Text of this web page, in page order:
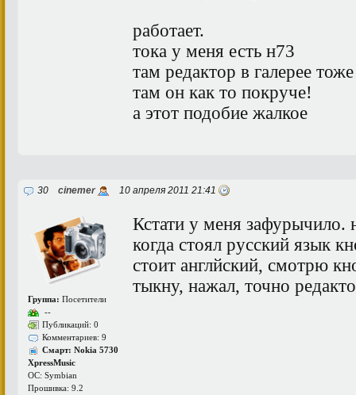
работает.
тока у меня есть н73
там редактор в галерее тоже
там он как то покруче!
а этот подобие жалкое
30 cinemer 10 апреля 2011 21:41
Группа: Посетители
--
Публикаций: 0
Комментариев: 9
Смарт: Nokia 5730
XpressMusic
ОС: Symbian
Прошивка: 9.2
Кстати у меня зафурычило.
когда стоял русский язык
стоит англйский, смотрю
тыкну, нажал, точно